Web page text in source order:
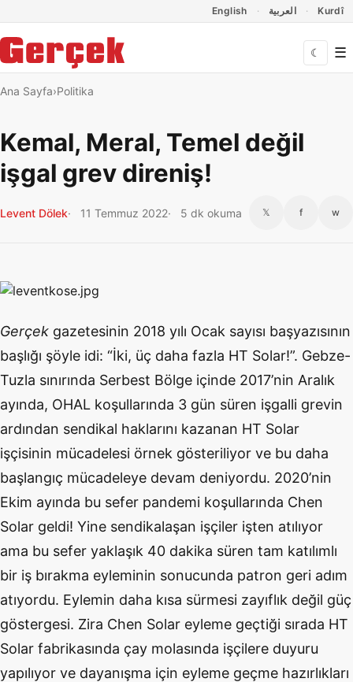
English العربية Kurdî
☾ ☰
Ana Sayfa Politika
Kemal, Meral, Temel değil
işgal grev direniş!
Levent Dölek 11 Temmuz 2022 5 dk okuma 𝕏 f w
Gerçek gazetesinin 2018 yılı Ocak sayısı başyazısının
başlığı şöyle idi: “İki, üç daha fazla HT Solar!”. Gebze-
Tuzla sınırında Serbest Bölge içinde 2017’nin Aralık
ayında, OHAL koşullarında 3 gün süren işgalli grevin
ardından sendikal haklarını kazanan HT Solar
işçisinin mücadelesi örnek gösteriliyor ve bu daha
başlangıç mücadeleye devam deniyordu. 2020’nin
Ekim ayında bu sefer pandemi koşullarında Chen
Solar geldi! Yine sendikalaşan işçiler işten atılıyor
ama bu sefer yaklaşık 40 dakika süren tam katılımlı
bir iş bırakma eyleminin sonucunda patron geri adım
atıyordu. Eylemin daha kısa sürmesi zayıflık değil güç
göstergesi. Zira Chen Solar eyleme geçtiği sırada HT
Solar fabrikasında çay molasında işçilere duyuru
yapılıyor ve dayanışma için eyleme geçme hazırlıkları